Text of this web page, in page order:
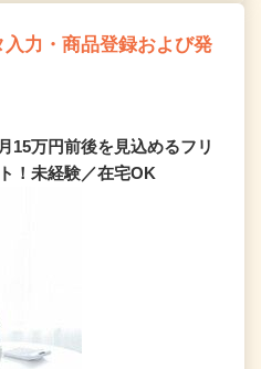
力・商品登録および発
15万円前後を見込めるフリ
！未経験／在宅OK